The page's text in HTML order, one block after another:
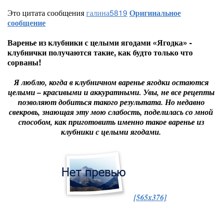
Это цитата сообщениягалина5819 Оригинальное
сообщение
Варенье из клубники с целыми ягодами «Ягодка» -
клубнички получаются такие, как будто только что
сорваны!
Я люблю, когда в клубничном варенье ягодки остаются
целыми – красивыми и аккуратными. Увы, не все рецепты
позволяют добиться такого результата. Но недавно
свекровь, знающая эту мою слабость, поделилась со мной
способом, как приготовить именно такое варенье из
клубники с целыми ягодами.
[565x376]